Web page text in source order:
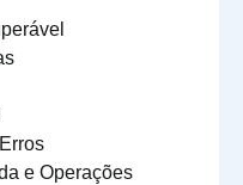
e Operações